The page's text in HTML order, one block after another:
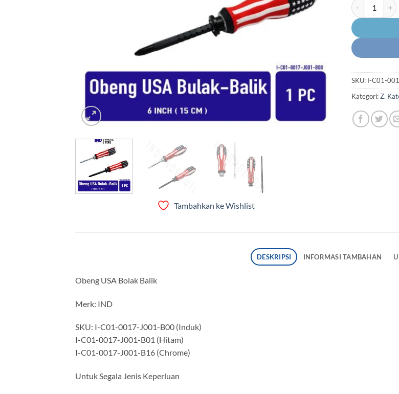
Tambahkan ke Wishlist
Kuantitas
SKU: I-C01-
Kategori:Z.
DESKRIPSI INFORMASI TAMBAHAN
Obeng USA Bolak Balik
Merk: IND
SKU: I-C01-0017-J001-B00 (Induk)
I-C01-0017-J001-B01 (Hitam)
I-C01-0017-J001-B16 (Chrome)
Untuk Segala Jenis Keperluan